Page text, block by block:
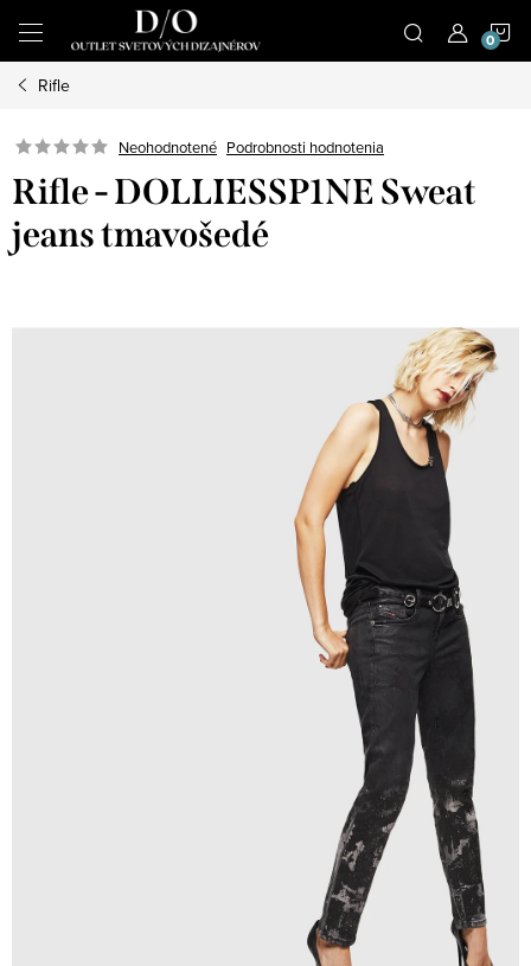
obsah
Rifle
Neohodnotené Podrobnosti hodnotenia
Rifle - DOLLIESSP1NE Sweat
jeans tmavošedé